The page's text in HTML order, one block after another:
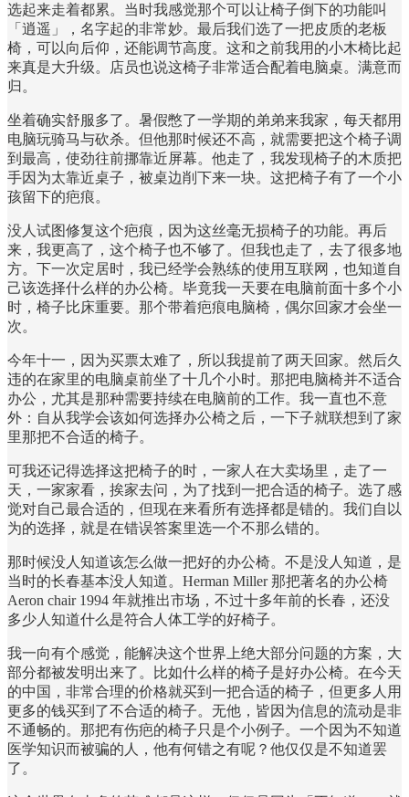
选起来走着都累。当时我感觉那个可以让椅子倒下的功能叫
「逍遥」，名字起的非常妙。最后我们选了一把皮质的老板
椅，可以向后仰，还能调节高度。这和之前我用的小木椅比起
来真是大升级。店员也说这椅子非常适合配着电脑桌。满意而
归。
坐着确实舒服多了。暑假憋了一学期的弟弟来我家，每天都用
电脑玩骑马与砍杀。但他那时候还不高，就需要把这个椅子调
到最高，使劲往前挪靠近屏幕。他走了，我发现椅子的木质把
手因为太靠近桌子，被桌边削下来一块。这把椅子有了一个小
孩留下的疤痕。
没人试图修复这个疤痕，因为这丝毫无损椅子的功能。再后
来，我更高了，这个椅子也不够了。但我也走了，去了很多地
方。下一次定居时，我已经学会熟练的使用互联网，也知道自
己该选择什么样的办公椅。毕竟我一天要在电脑前面十多个小
时，椅子比床重要。那个带着疤痕电脑椅，偶尔回家才会坐一
次。
今年十一，因为买票太难了，所以我提前了两天回家。然后久
违的在家里的电脑桌前坐了十几个小时。那把电脑椅并不适合
办公，尤其是那种需要持续在电脑前的工作。我一直也不意
外：自从我学会该如何选择办公椅之后，一下子就联想到了家
里那把不合适的椅子。
可我还记得选择这把椅子的时，一家人在大卖场里，走了一
天，一家家看，挨家去问，为了找到一把合适的椅子。选了感
觉对自己最合适的，但现在来看所有选择都是错的。我们自以
为的选择，就是在错误答案里选一个不那么错的。
那时候没人知道该怎么做一把好的办公椅。不是没人知道，是
当时的长春基本没人知道。Herman Miller 那把著名的办公椅
Aeron chair 1994 年就推出市场，不过十多年前的长春，还没
多少人知道什么是符合人体工学的好椅子。
我一向有个感觉，能解决这个世界上绝大部分问题的方案，大
部分都被发明出来了。比如什么样的椅子是好办公椅。在今天
的中国，非常合理的价格就买到一把合适的椅子，但更多人用
更多的钱买到了不合适的椅子。无他，皆因为信息的流动是非
不通畅的。那把有伤疤的椅子只是个小例子。一个因为不知道
医学知识而被骗的人，他有何错之有呢？他仅仅是不知道罢
了。